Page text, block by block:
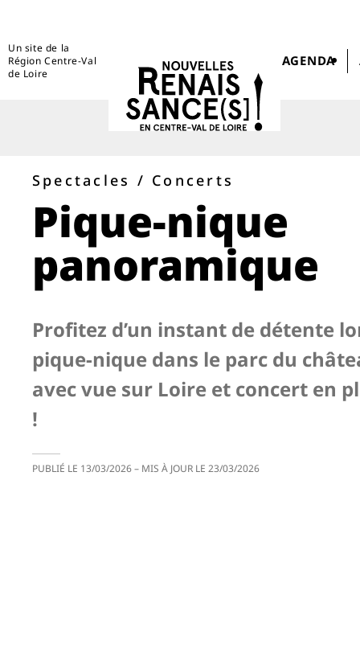
Un site de la
Région Centre-Val
de Loire
AGENDA
Spectacles / Concerts
Pique-nique
panoramique
Profitez d’un instant de détente
pique-nique dans le parc du
avec vue sur Loire et concert en
!
PUBLIÉ LE 13/03/2026– MIS À JOUR LE 23/03/2026